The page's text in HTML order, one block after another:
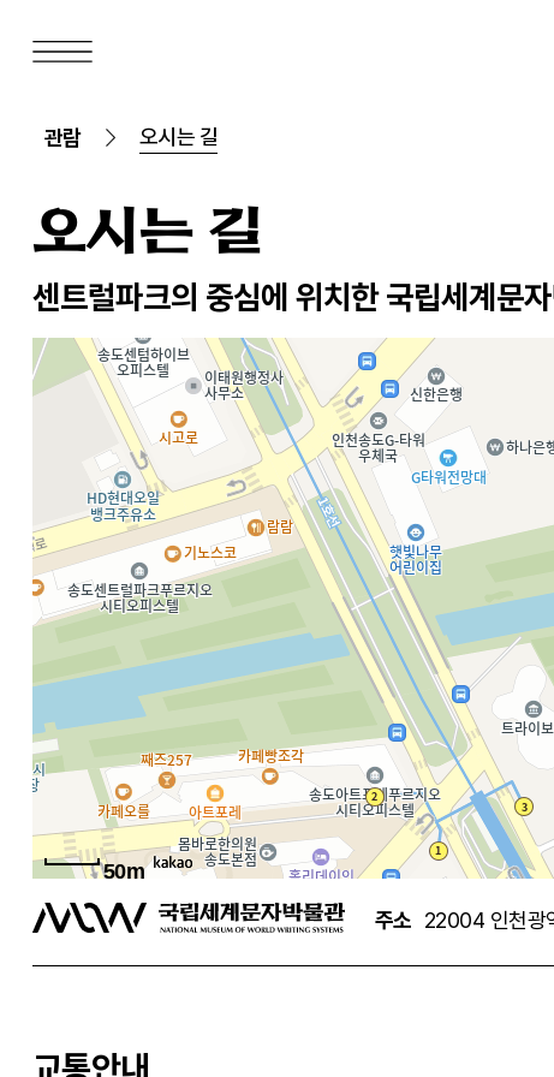
관람 오시는 길
오시는 길
센트럴파크의 중심에 위치한 국립세계문
50m
주소 22004 인천광